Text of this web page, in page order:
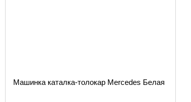
Машинка каталка-толокар Mercedes Белая